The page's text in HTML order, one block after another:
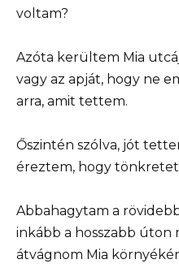
voltam?
Azóta kerültem Mia
vagy az apját, hogy ne
arra, amit tettem.
Őszintén szólva, jót
éreztem, hogy
Abbahagytam a
inkább a hosszabb
átvágnom Mia